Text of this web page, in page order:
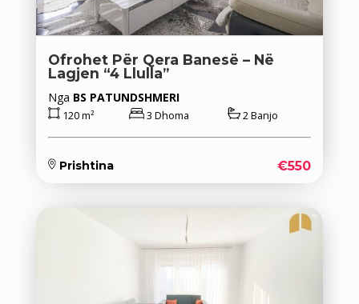
Ofrohet Për Qera Banesë – Në
Lagjen “4 Llulla”
Nga BS PATUNDSHMERI
120 m² 3 Dhoma 2 Banjo
Prishtina €550